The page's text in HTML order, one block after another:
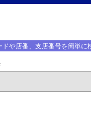
や店番、支店番号を簡単に